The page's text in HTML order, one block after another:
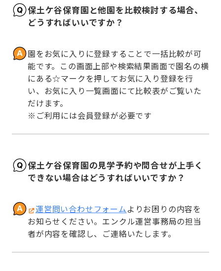
保土ケ谷保育園と他園を比較検討する場合、
どうすればいいですか？
園をお気に入りに登録することで一括比較が可
能です。この画面上部や検索結果画面で園名の横
にある☆マークを押してお気に入り登録を行
い、お気に入り一覧画面にて比較表がご覧いた
だけます。
※ご利用には会員登録が必要です
保土ケ谷保育園の見学予約や問合せが上手く
できない場合はどうすればいいですか？
運営問い合わせフォームよりお困りの内容を
お知らせください。エンクル運営事務局の担当
者が内容を確認し、ご連絡いたします。